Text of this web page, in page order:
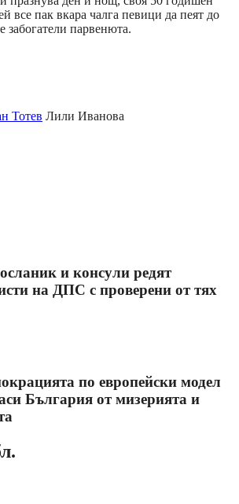
все пак вкара чалга певици да пеят до
забогатели парвенюта.
Тотев Лили Иванова
и консули редят
на ДПС с проверени от тях
по европейски модел
България от мизерията и